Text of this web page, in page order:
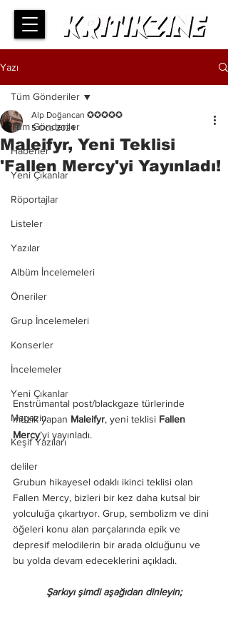
Yazı
Tüm Gönderiler
Haberler
Yeni Çıkanlar
Röportajlar
Listeler
Yazılar
Albüm İncelemeleri
Öneriler
Grup İncelemeleri
Konserler
İncelemeler
Yeni Çıkanlar
Magazin
Keşif Yazıları
deliler
Tüm Gönderiler
Maleifyr, Yeni Teklisi
'Fallen Mercy'yi Yayınladı!
Alp Doğancan ✪✪✪✪✪
5 Oca 2024
Enstrümantal post/blackgaze türlerinde
müzik yapan Maleifyr, yeni teklisi Fallen
Mercy’yi yayınladı.
Grubun hikayesel odaklı ikinci teklisi olan
Fallen Mercy, bizleri bir kez daha kutsal bir
yolculuğa çıkartıyor. Grup, sembolizm ve dini
öğeleri konu alan parçalarında epik ve
depresif melodilerin bir arada olduğunu ve
bu yolda devam edeceklerini açıkladı.
Şarkıyı şimdi aşağıdan dinleyin;